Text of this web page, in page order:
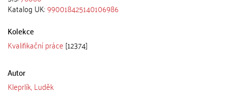
Katalog UK:990018425140106986
Kolekce
Kvalifikační práce [12374]
Autor
Kleprlík, Luděk